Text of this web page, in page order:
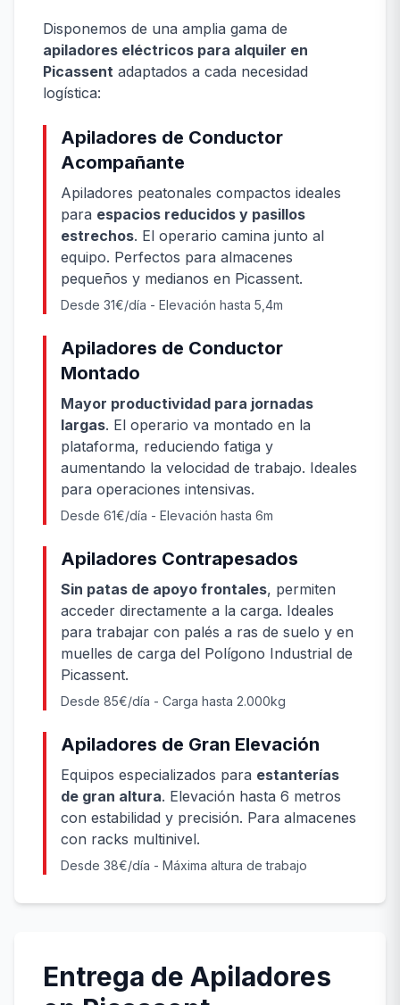
Disponemos de una amplia gama de
apiladores eléctricos para alquiler en
Picassent adaptados a cada necesidad
logística:
Apiladores de Conductor
Acompañante
Apiladores peatonales compactos ideales
para espacios reducidos y pasillos
estrechos. El operario camina junto al
equipo. Perfectos para almacenes
pequeños y medianos en Picassent.
Desde 31€/día - Elevación hasta 5,4m
Apiladores de Conductor
Montado
Mayor productividad para jornadas
largas. El operario va montado en la
plataforma, reduciendo fatiga y
aumentando la velocidad de trabajo. Ideales
para operaciones intensivas.
Desde 61€/día - Elevación hasta 6m
Apiladores Contrapesados
Sin patas de apoyo frontales, permiten
acceder directamente a la carga. Ideales
para trabajar con palés a ras de suelo y en
muelles de carga del Polígono Industrial de
Picassent.
Desde 85€/día - Carga hasta 2.000kg
Apiladores de Gran Elevación
Equipos especializados para estanterías
de gran altura. Elevación hasta 6 metros
con estabilidad y precisión. Para almacenes
con racks multinivel.
Desde 38€/día - Máxima altura de trabajo
Entrega de Apiladores